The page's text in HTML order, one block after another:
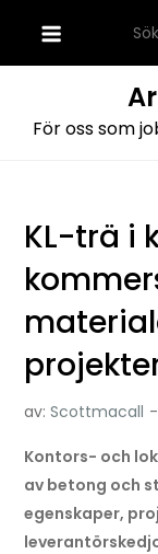
innehåll
efter:
För oss som
KL-trä i
av:Scottmacall
Kontors- och
av betong och
egenskaper,